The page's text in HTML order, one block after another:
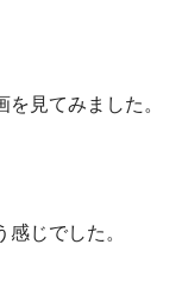
見てみました。
じでした。